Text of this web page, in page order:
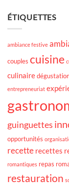
ÉTIQUETTES
ambiance festive
couples cuisine
culinaire
entrepreneuriat
guinguettes
opportunités
recette recettes
romantiques repas
restauration